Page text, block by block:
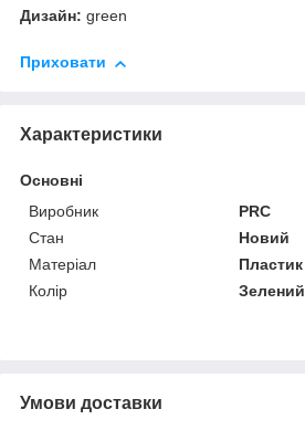
Дизайн: green
Приховати
Характеристики
Основні
Виробник
PRC
Стан
Новий
Матеріал
Пластик
Колір
Зелений
Умови доставки